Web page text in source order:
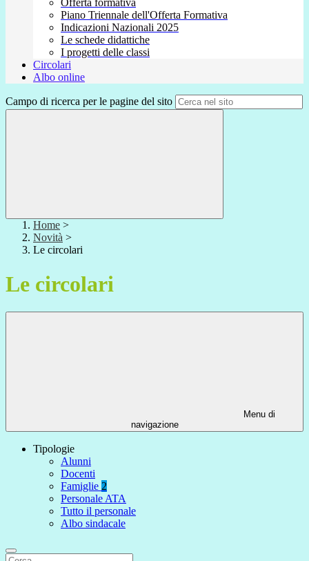
Offerta formativa
Piano Triennale dell'Offerta Formativa
Indicazioni Nazionali 2025
Le schede didattiche
I progetti delle classi
Circolari
Albo online
Campo di ricerca per le pagine del sito
Home >
Novità >
Le circolari
Le circolari
Menu di
navigazione
Tipologie
Alunni
Docenti
Famiglie 2
Personale ATA
Tutto il personale
Albo sindacale